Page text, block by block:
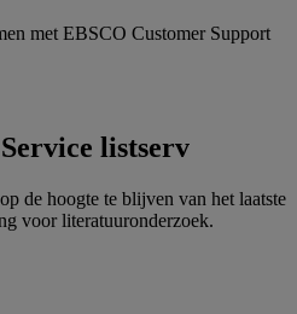
met EBSCO Customer Support
listserv
de hoogte te blijven van het laatste
voor literatuuronderzoek.